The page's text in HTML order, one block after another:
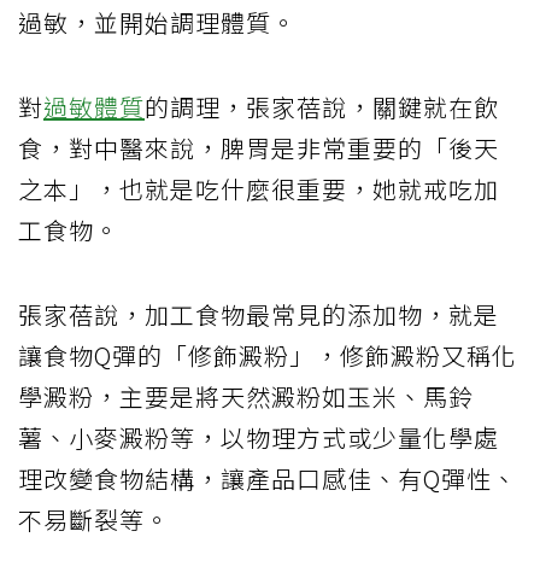
過敏，並開始調理體質。
對過敏體質的調理，張家蓓說，關鍵就在飲
食，對中醫來說，脾胃是非常重要的「後天
之本」，也就是吃什麼很重要，她就戒吃加
工食物。
張家蓓說，加工食物最常見的添加物，就是
讓食物Q彈的「修飾澱粉」，修飾澱粉又稱化
學澱粉，主要是將天然澱粉如玉米、馬鈴
薯、小麥澱粉等，以物理方式或少量化學處
理改變食物結構，讓產品口感佳、有Q彈性、
不易斷裂等。